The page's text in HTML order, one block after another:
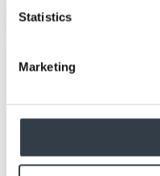
Statistics
Marketing
MEDITE EXTERIOR